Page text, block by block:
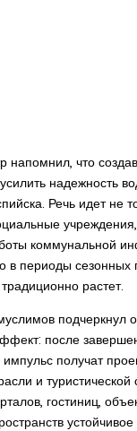
напомнил, что
надежность
Речь идет не
коммунальной
в периоды сезонных
растет.
подчеркнул
после
получат
и
гостиниц,